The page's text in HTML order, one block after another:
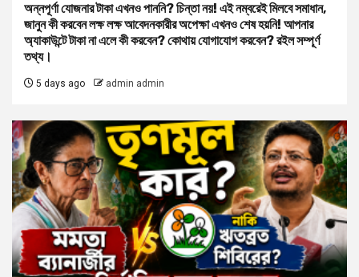
অন্নপূর্ণা যোজনার টাকা এখনও পাননি? চিন্তা নয়! এই নম্বরেই মিলবে সমাধান,
জানুন কী করবেন লক্ষ লক্ষ আবেদনকারীর অপেক্ষা এখনও শেষ হয়নি! আপনার
অ্যাকাউন্টে টাকা না এলে কী করবেন? কোথায় যোগাযোগ করবেন? রইল সম্পূর্ণ
তথ্য।
5 days ago admin admin